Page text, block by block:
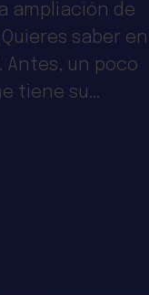
ampliación de
saber en
un poco
tiene su...